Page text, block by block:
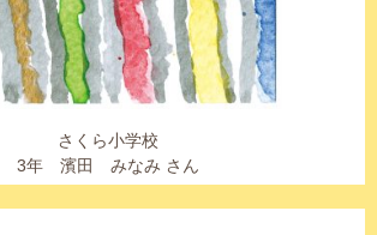
さくら小学校
3年 濱田 みなみ さん